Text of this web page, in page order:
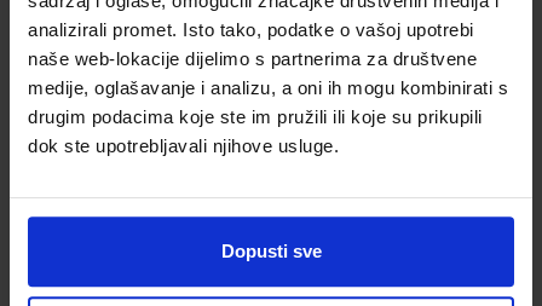
analizirali promet. Isto tako, podatke o vašoj upotrebi
naše web-lokacije dijelimo s partnerima za društvene
medije, oglašavanje i analizu, a oni ih mogu kombinirati s
drugim podacima koje ste im pružili ili koje su prikupili
dok ste upotrebljavali njihove usluge.
Dopusti sve
LINGUAE LATINAE ELEMENTA; udžbenik
latinskoga jezika s dodatnim digitalnim
sadržajima za prvu godinu učenja u
gimnazijama
Šifra proizvoda:556353
Nakladnik:ŠKOLSKA KNJIGA d.d.
Registarski
6224